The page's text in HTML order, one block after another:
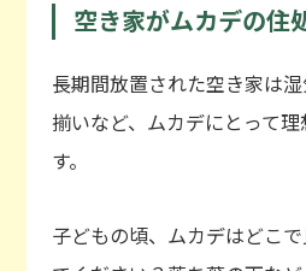
空き家がムカデの住
長期間放置された空き家は
揃いなど、ムカデにとって
す。
子どもの頃、ムカデはどこ